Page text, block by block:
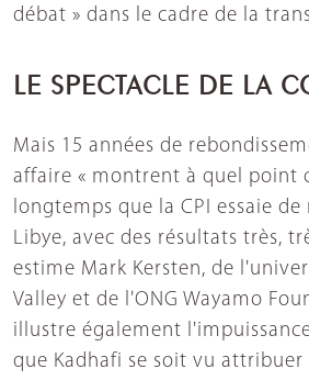
débat » dans le cadre de la
LE SPECTACLE DE LA
Mais 15 années de
affaire « montrent à quel point
longtemps que la CPI essaie
Libye, avec des résultats très,
estime Mark Kersten, de
Valley et de l'ONG Wayamo
illustre également
que Kadhafi se soit vu attribuer